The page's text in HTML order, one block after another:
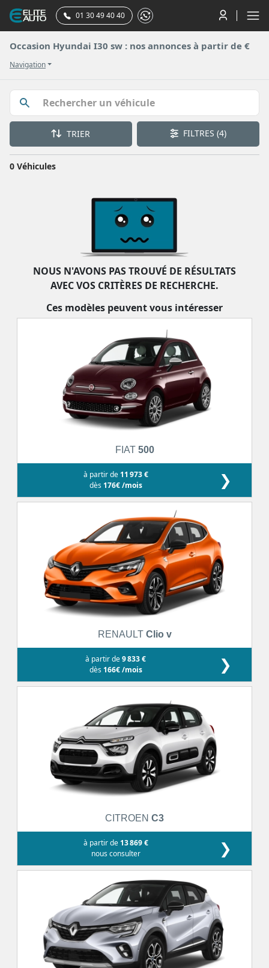
01 30 49 40 40
Occasion Hyundai I30 sw : nos annonces à partir de €
Navigation
TRIER FILTRES(4)
0 Véhicules
NOUS N'AVONS PAS TROUVÉ DE RÉSULTATS
AVEC VOS CRITÈRES DE RECHERCHE.
Ces modèles peuvent vous intéresser
FIAT 500
à partir de 11 973 €
dès 176€ /mois ❯
RENAULT Clio v
à partir de9 833 €
dès 166€ /mois ❯
CITROEN C3
à partir de 13 869 €
nous consulter
❯